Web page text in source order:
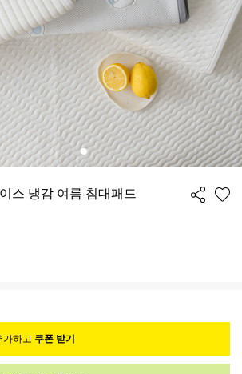
스 냉감 여름 침대패드
가하고 쿠폰 받기